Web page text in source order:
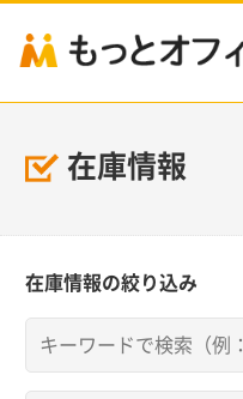
在庫情報
在庫情報の絞り込み